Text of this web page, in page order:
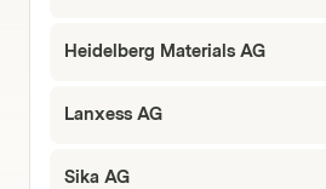
Heidelberg Materials AG
Lanxess AG
Sika AG